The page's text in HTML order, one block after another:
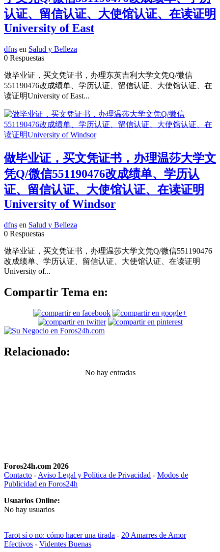
认证、留信认证、大使馆认证、在读证明
University of East
dfns en Salud y Belleza
0 Respuestas
做毕业证，买文凭证书，办理东英吉利大学文凭Q/微信
551190476改成绩单、学历认证、留信认证、大使馆认证、在
读证明University of East...
做毕业证，买文凭证书，办理温莎大学文
凭Q/微信551190476改成绩单、学历认
证、留信认证、大使馆认证、在读证明
University of Windsor
dfns en Salud y Belleza
0 Respuestas
做毕业证，买文凭证书，办理温莎大学文凭Q/微信551190476
改成绩单、学历认证、留信认证、大使馆认证、在读证明
University of...
Compartir Tema en:
Relacionado:
No hay entradas
Foros24h.com 2026
Contacto - Aviso Legal y Política de Privacidad - Modos de
Publicidad en Foros24h
Usuarios Online:
No hay usuarios
Tarot sí o no: cómo hacer una tirada - 20 Amarres de Amor
Efectivos - Videntes Buenas